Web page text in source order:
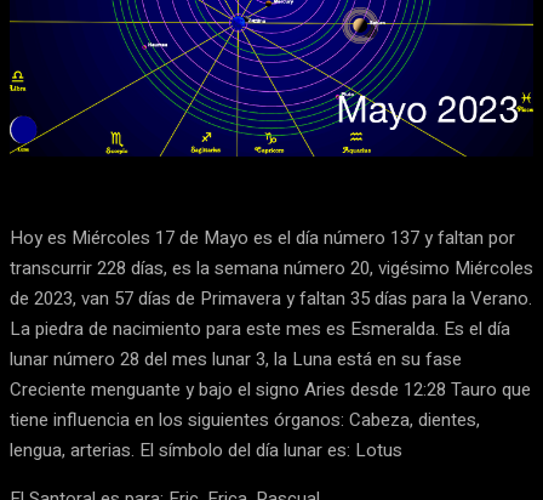
Facebook X Pinterest WhatsApp
Hoy es Miércoles 17 de Mayo es el día número 137 y faltan por
transcurrir 228 días, es la semana número 20, vigésimo Miércoles
de 2023, van 57 días de Primavera y faltan 35 días para la Verano.
La piedra de nacimiento para este mes es Esmeralda. Es el día
lunar número 28 del mes lunar 3, la Luna está en su fase
Creciente menguante y bajo el signo Aries desde 12:28 Tauro que
tiene influencia en los siguientes órganos: Cabeza, dientes,
lengua, arterias. El símbolo del día lunar es: Lotus